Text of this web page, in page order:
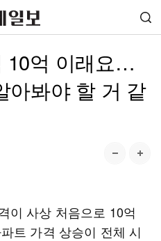
10억 이래요…
아봐야 할 거 같
이 사상 처음으로 10억
트 가격 상승이 전체 시